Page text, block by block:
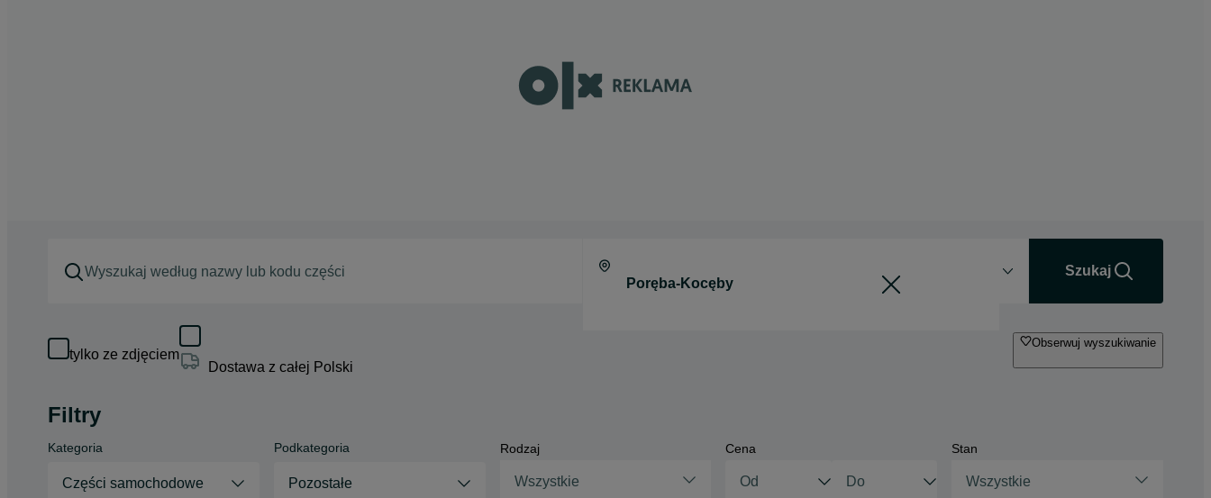
Szukaj
tylko ze zdjęciem
Dostawa z całej Polski
Obserwuj wyszukiwanie
Filtry
Kategoria
Części samochodowe
Podkategoria
Pozostałe
Rodzaj
Wszystkie
Cena Stan
Wszystkie